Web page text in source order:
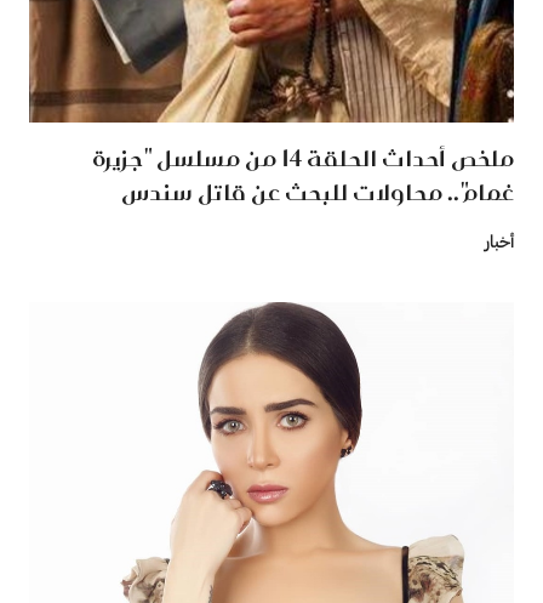
ملخص أحداث الحلقة 14 من مسلسل "جزيرة
غمام".. محاولات للبحث عن قاتل سندس
أخبار